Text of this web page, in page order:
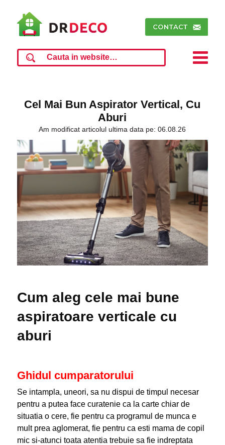
Cel Mai Bun Aspirator Vertical, Cu
Aburi
Am modificat articolul ultima data pe: 06.08.26
Cum aleg cele mai bune
aspiratoare verticale cu
aburi
Ghidul cumparatorului
Se intampla, uneori, sa nu dispui de timpul necesar
pentru a putea face curatenie ca la carte chiar de
situatia o cere, fie pentru ca programul de munca e
mult prea aglomerat, fie pentru ca esti mama de copil
mic si-atunci toata atentia trebuie sa fie indreptata